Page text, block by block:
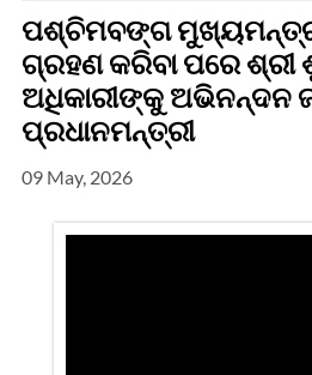
ପଶ୍ଚିମବଙ୍ଗ
ଗ୍ରହଣ କରିବା ପରେ ଶ୍ରୀ
ଅଧିକାରୀଙ୍କୁ ଅଭିନନ୍ଦନ
ପ୍ରଧାନମନ୍ତ୍ରୀ
09 May, 2026